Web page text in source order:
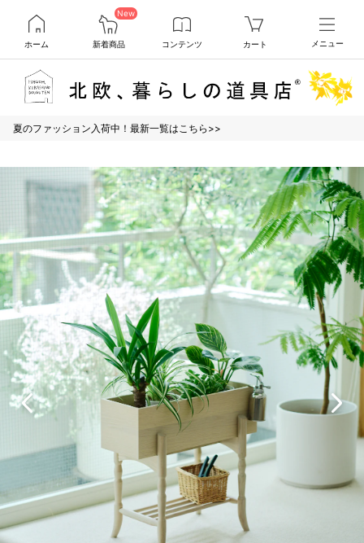
ホーム
New
新着商品 コンテンツ カート メニュー
夏のファッション入荷中！最新一覧はこちら>>